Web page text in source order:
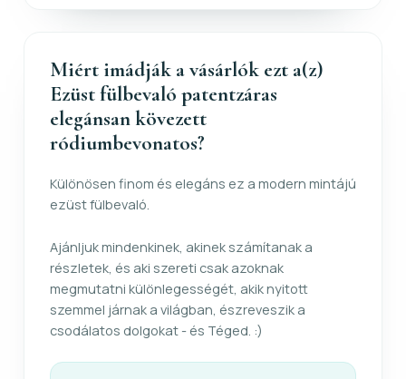
Miért imádják a vásárlók ezt a(z)
Ezüst fülbevaló patentzáras
elegánsan kövezett
ródiumbevonatos?
Különösen finom és elegáns ez a modern mintájú
ezüst fülbevaló.
Ajánljuk mindenkinek, akinek számítanak a
részletek, és aki szereti csak azoknak
megmutatni különlegességét, akik nyitott
szemmel járnak a világban, észreveszik a
csodálatos dolgokat - és Téged. :)